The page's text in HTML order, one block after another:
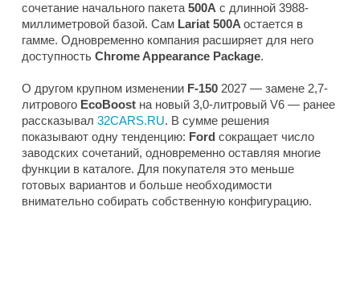
сочетание начального пакета 500A с длинной 3988-
миллиметровой базой. Сам Lariat 500A остается в
гамме. Одновременно компания расширяет для него
доступность Chrome Appearance Package.
О другом крупном изменении F-150 2027 — замене 2,7-
литрового EcoBoost на новый 3,0-литровый V6 — ранее
рассказывал 32CARS.RU. В сумме решения
показывают одну тенденцию: Ford сокращает число
заводских сочетаний, одновременно оставляя многие
функции в каталоге. Для покупателя это меньше
готовых вариантов и больше необходимости
внимательно собирать собственную конфигурацию.